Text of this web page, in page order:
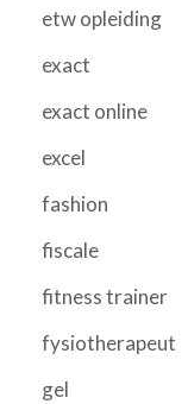
etw opleiding
exact
exact online
excel
fashion
fiscale
fitness trainer
fysiotherapeut
gel